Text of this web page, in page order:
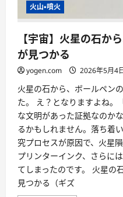
火山・噴火
【宇宙】火星の石か
が見つかる
yogen.com 2026年5月4
火星の石から、ボールペン
た。 え？となりますよね。
な文明があった証拠なのか
るかもしれません。落ち着
究プロセスが原因で、火星
プリンターインク、さらに
てしまったのです。 火星の
見つかる（ギズ